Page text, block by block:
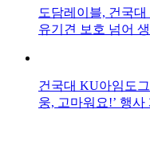
도담레이블, 건국
유기견 보호 넘어
건국대 KU아임도
웅, 고마워요!’ 행사